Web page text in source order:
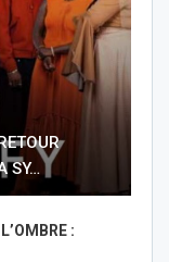
SY…
: